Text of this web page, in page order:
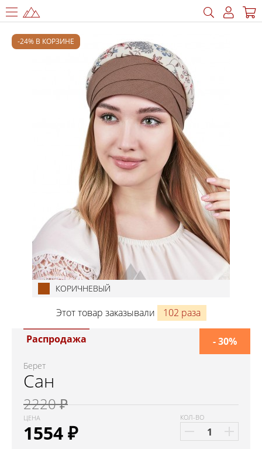
-24% В КОРЗИНЕ
КОРИЧНЕВЫЙ
Этот товар заказывали 102 раза
Распродажа
Берет
Сан
2220 ₽
ЦЕНА
1554₽
- 30%
КОЛ-ВО